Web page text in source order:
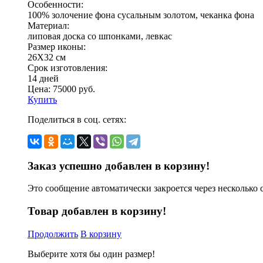
Особенности:
100% золочение фона сусальным золотом, чеканка фона
Материал:
липовая доска со шпонками, левкас
Размер иконы:
26Х32 см
Срок изготовления:
14 дней
Цена: 75000 руб.
Купить
Поделиться в соц. сетях:
Заказ успешно добавлен в корзину!
Это сообщение автоматически закроется через несколько
Товар добавлен в корзину!
Продолжить В корзину
Выберите хотя бы один размер!